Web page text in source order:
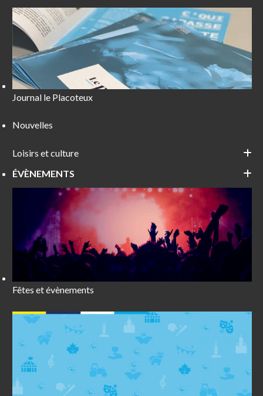
Journal le Placoteux
Nouvelles
Loisirs et culture
ÉVÈNEMENTS
Fêtes et évènements